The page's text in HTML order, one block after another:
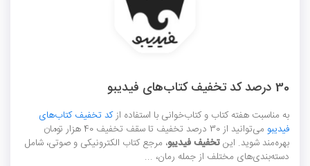
30 درصد کد تخفیف کتاب‌های فیدیبو
به مناسبت هفته کتاب و کتاب‌خوانی با استفاده ازکد تخفیف کتاب‌های
فیدیبو
می‌توانید از 30 درصد تخفیف تا سقف تخفیف 40 هزار تومان
بهره‌مند شوید. اینتخفیف فیدیبو، مرجع کتاب الکترونیکی و صوتی، شامل
دسته‌بندی‌های مختلف از جمله رمان، ...